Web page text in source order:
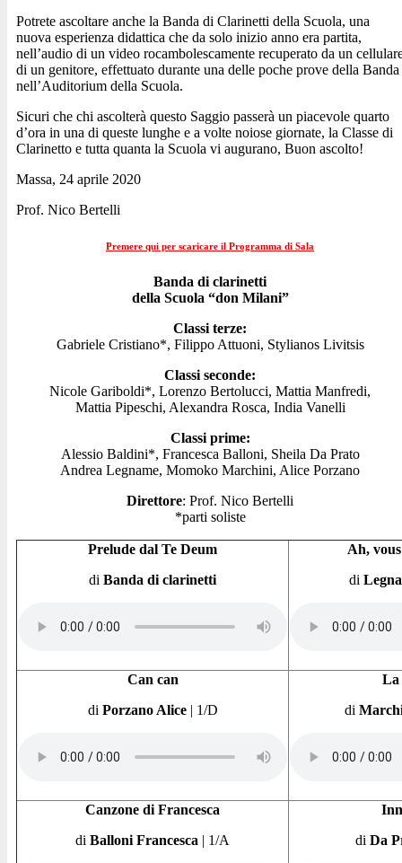
Potrete ascoltare anche la Banda di Clarinetti della Scuola, una
nuova esperienza didattica che da solo inizio anno era partita,
nell’audio di un video rocambolescamente recuperato da un
di un genitore, effettuato durante una delle poche prove della Banda
nell’Auditorium della Scuola.
Sicuri che chi ascolterà questo Saggio passerà un piacevole quarto
d’ora in una di queste lunghe e a volte noiose giornate, la Classe di
Clarinetto e tutta quanta la Scuola vi augurano, Buon ascolto!
Massa, 24 aprile 2020
Prof. Nico Bertelli
Premere qui per scaricare il Programma di Sala
Banda di clarinetti
della Scuola “don Milani”
Classi terze:
Gabriele Cristiano*, Filippo Attuoni, Stylianos Livitsis
Classi seconde:
Nicole Gariboldi*, Lorenzo Bertolucci, Mattia Manfredi,
Mattia Pipeschi, Alexandra Rosca, India Vanelli
Classi prime:
Alessio Baldini*, Francesca Balloni, Sheila Da Prato
Andrea Legname, Momoko Marchini, Alice Porzano
Direttore: Prof. Nico Bertelli
*parti soliste
Prelude dal Te Deum
di Banda di clarinetti
Ah,
di
Can can
di Porzano Alice | 1/D
La
di
Canzone di Francesca
di Balloni Francesca | 1/A
di Da